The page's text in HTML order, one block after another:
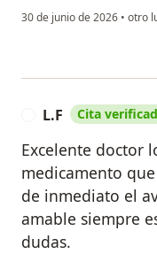
30 de junio de 2026 • otro
L.F Cita
Excelente doctor
medicamento
de inmediato el
amable siempre
dudas.